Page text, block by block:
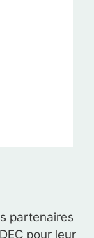
partenaires
pour leur